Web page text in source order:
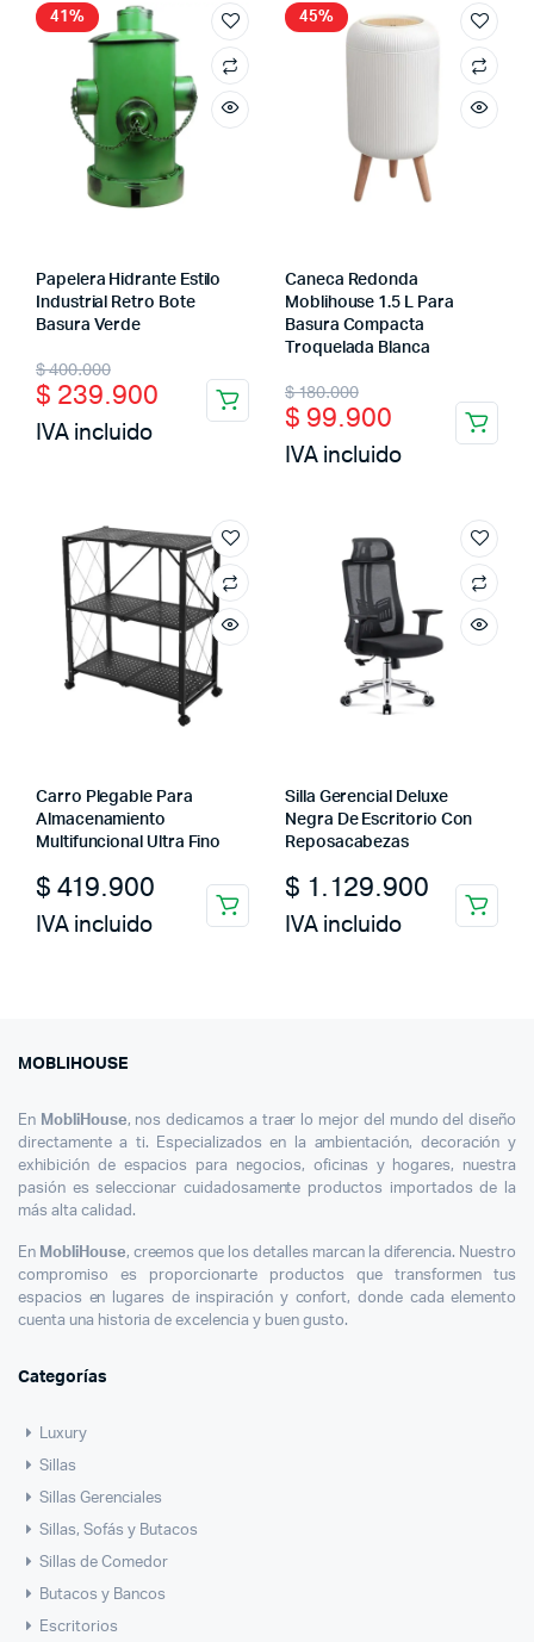
41%
Papelera Hidrante Estilo
Industrial Retro Bote
Basura Verde
$400.000
Original
price
was:
$ 239.900
Current
price
is:
IVA incluido
45%
Caneca Redonda
Moblihouse 1.5 L Para
Basura Compacta
Troquelada Blanca
$180.000
Original
price
was:
$ 99.900
Current
price
is:
IVA incluido
Carro Plegable Para
Almacenamiento
Multifuncional Ultra Fino
$ 419.900
IVA incluido
Silla Gerencial Deluxe
Negra De Escritorio Con
Reposacabezas
$ 1.129.900
IVA incluido
MOBLIHOUSE
En MobliHouse, nos dedicamos a traer lo mejor del mundo del diseño
directamente a ti. Especializados en la ambientación, decoración y
exhibición de espacios para negocios, oficinas y hogares, nuestra
pasión es seleccionar cuidadosamente productos importados de la
más alta calidad.
En MobliHouse, creemos que los detalles marcan la diferencia. Nuestro
compromiso es proporcionarte productos que transformen tus
espacios en lugares de inspiración y confort, donde cada elemento
cuenta una historia de excelencia y buen gusto.
Categorías
Luxury
Sillas
Sillas Gerenciales
Sillas, Sofás y Butacos
Sillas de Comedor
Butacos y Bancos
Escritorios